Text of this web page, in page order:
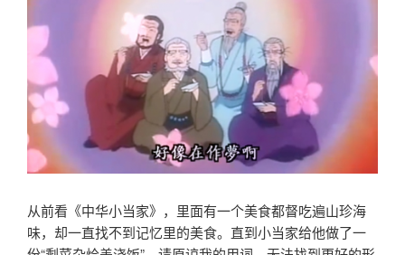
从前看《中华小当家》，里面有一个美食都督吃遍山珍海
味，却一直找不到记忆里的美食。直到小当家给他做了一